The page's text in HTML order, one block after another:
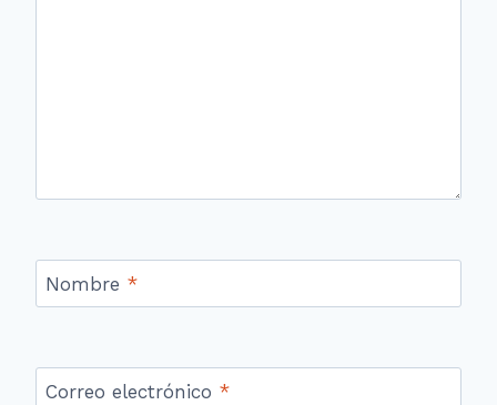
Nombre *
Correo electrónico *